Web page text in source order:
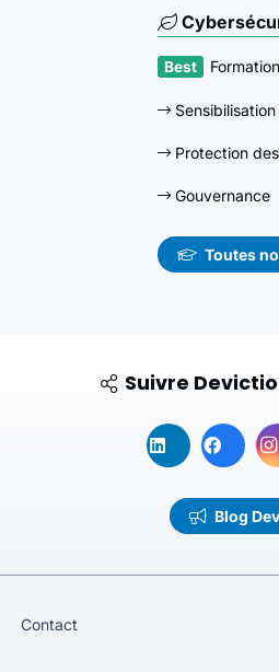
Sensibilisation
Protection
Gouvernance
Toutes
Suivre
Blog
Contact